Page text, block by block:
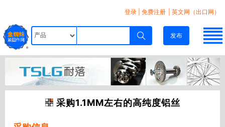
登录 免费注册 | 英文网（出口网）
发布
采购1.1MM左右的高纯度铝丝